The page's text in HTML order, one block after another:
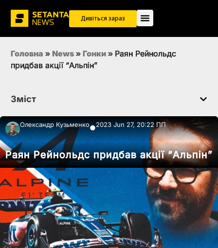
Дивіться зараз
Головна » News » Гонки » Раян Рейнольдс
придбав акції “Альпін”
Зміст
Олександр Кузьменко●2023 Jun 27, 20:22 ПП
Раян Рейнольдс придбав акції “Альпін”